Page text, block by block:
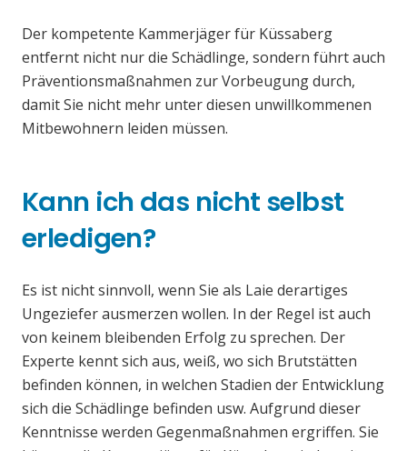
Der kompetente Kammerjäger für Küssaberg
entfernt nicht nur die Schädlinge, sondern führt auch
Präventionsmaßnahmen zur Vorbeugung durch,
damit Sie nicht mehr unter diesen unwillkommenen
Mitbewohnern leiden müssen.
Kann ich das nicht selbst
erledigen?
Es ist nicht sinnvoll, wenn Sie als Laie derartiges
Ungeziefer ausmerzen wollen. In der Regel ist auch
von keinem bleibenden Erfolg zu sprechen. Der
Experte kennt sich aus, weiß, wo sich Brutstätten
befinden können, in welchen Stadien der Entwicklung
sich die Schädlinge befinden usw. Aufgrund dieser
Kenntnisse werden Gegenmaßnahmen ergriffen. Sie